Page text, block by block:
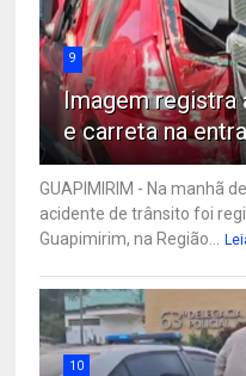
9
Imagem registra
e carreta na
GUAPIMIRIM - Na manhã
acidente de trânsito foi
Guapimirim, na Região...
10